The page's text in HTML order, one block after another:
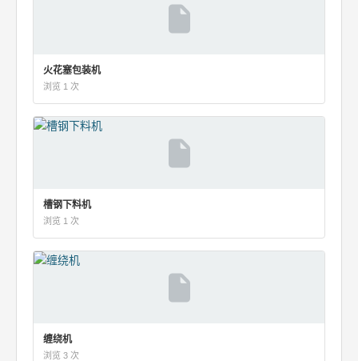
火花塞包装机
浏览 1 次
槽钢下料机
浏览 1 次
缠绕机
浏览 3 次